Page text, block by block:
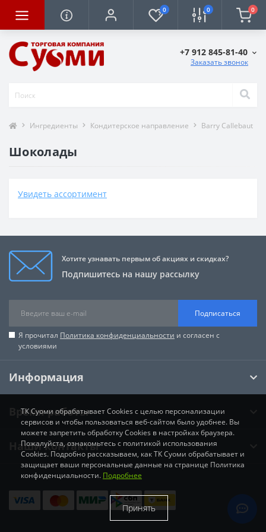
0 0 0
+7 912 845-81-40
Заказать звонок
Ингредиенты Кондитерское направление Barry Callebaut
Шоколады
Увидеть ассортимент
Хотите узнавать первым об акциях и скидках?
Подпишитесь на нашу рассылку
Подписаться
Я прочитал Политика конфиденциальности и согласен с
условиями
Информация
Время работы
Наши контакты
ТК Суоми обрабатывает Cookies с целью персонализации
сервисов и чтобы пользоваться веб-сайтом было удобнее. Вы
можете запретить обработку Cookies в настройках браузера.
Пожалуйста, ознакомьтесь с политикой использования
Cookies. Подробно рассказываем, как ТК Суоми обрабатывает и
защищает ваши персональные данные на странице Политика
конфиденциальности. Подробнее
Принять